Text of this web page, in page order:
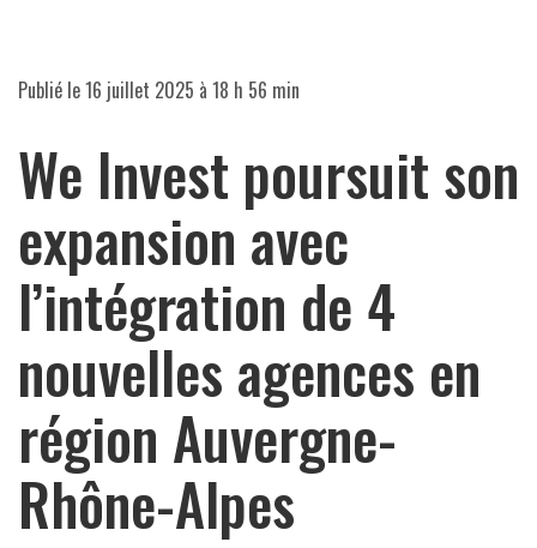
Publié le16 juillet 2025 à 18 h 56 min
We Invest poursuit son
expansion avec
l’intégration de 4
nouvelles agences en
région Auvergne-
Rhône-Alpes